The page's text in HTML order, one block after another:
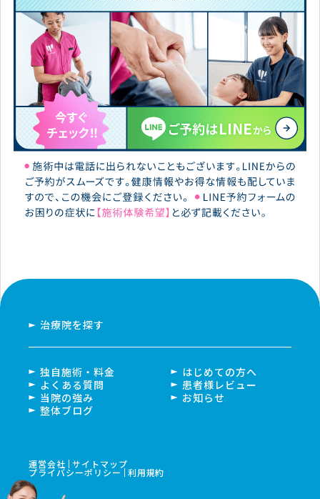
独自施術・料金
はじめての方へ
よくある質問
患者様レビュー
当院の強み
お知らせ
整体ブログ
治療院を探す
運営会社 サイトマップ
プライバシーポリシー 利用規約